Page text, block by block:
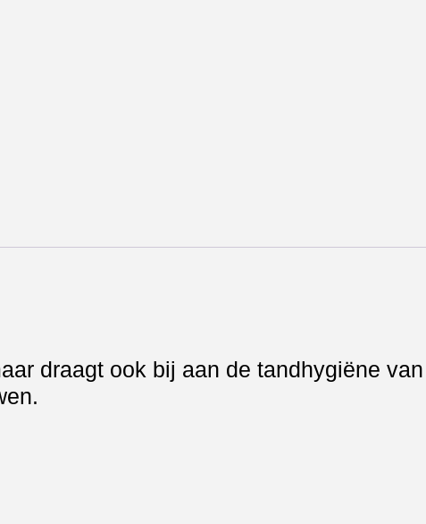
draagt ook bij aan de tandhygiëne